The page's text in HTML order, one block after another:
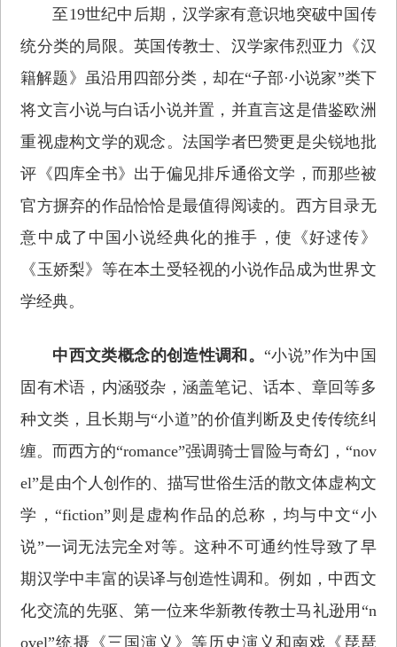
至19世纪中后期，汉学家有意识地突破中国传
统分类的局限。英国传教士、汉学家伟烈亚力《汉
籍解题》虽沿用四部分类，却在“子部·小说家”类下
将文言小说与白话小说并置，并直言这是借鉴欧洲
重视虚构文学的观念。法国学者巴赞更是尖锐地批
评《四库全书》出于偏见排斥通俗文学，而那些被
官方摒弃的作品恰恰是最值得阅读的。西方目录无
意中成了中国小说经典化的推手，使《好逑传》
《玉娇梨》等在本土受轻视的小说作品成为世界文
学经典。
中西文类概念的创造性调和。 “小说”作为中国
固有术语，内涵驳杂，涵盖笔记、话本、章回等多
种文类，且长期与“小道”的价值判断及史传传统纠
缠。而西方的“romance”强调骑士冒险与奇幻，“nov
el”是由个人创作的、描写世俗生活的散文体虚构文
学，“fiction”则是虚构作品的总称，均与中文“小
说”一词无法完全对等。这种不可通约性导致了早
期汉学中丰富的误译与创造性调和。例如，中西文
化交流的先驱、第一位来华新教传教士马礼逊用“n
ovel”统摄《三国演义》等历史演义和南戏《琵琶